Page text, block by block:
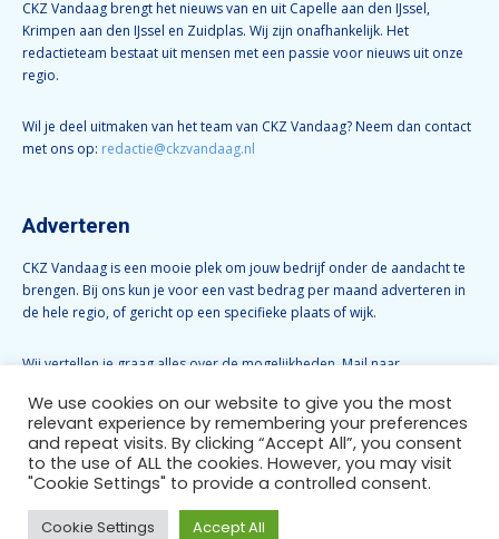
CKZ Vandaag brengt het nieuws van en uit Capelle aan den IJssel,
Krimpen aan den IJssel en Zuidplas. Wij zijn onafhankelijk. Het
redactieteam bestaat uit mensen met een passie voor nieuws uit onze
regio.
Wil je deel uitmaken van het team van CKZ Vandaag? Neem dan contact
met ons op: redactie@ckzvandaag.nl
Adverteren
CKZ Vandaag is een mooie plek om jouw bedrijf onder de aandacht te
brengen. Bij ons kun je voor een vast bedrag per maand adverteren in
de hele regio, of gericht op een specifieke plaats of wijk.
Wij vertellen je graag alles over de mogelijkheden. Mail naar
Volg CKZ Vandaag
We use cookies on our website to give you the most
relevant experience by remembering your preferences
and repeat visits. By clicking “Accept All”, you consent
to the use of ALL the cookies. However, you may visit
"Cookie Settings" to provide a controlled consent.
Cookie Settings Accept All